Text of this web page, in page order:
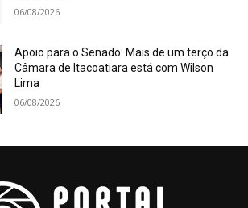
06/08/2026
Apoio para o Senado: Mais de um terço da
Câmara de Itacoatiara está com Wilson
Lima
06/08/2026